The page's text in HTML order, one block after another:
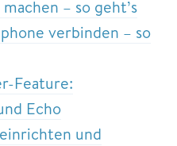
– so geht’s
verbinden – so
Feature:
Echo
und